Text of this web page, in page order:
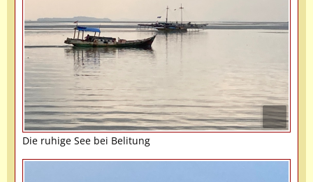
Die ruhige See bei Belitung